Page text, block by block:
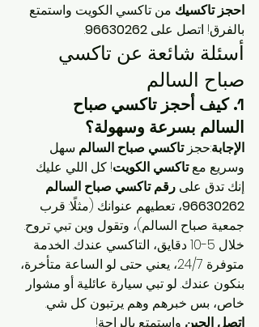
احجز تاكسيك من تاكسي الكويت واستمتع
بالفرق! اتصل على 96630262
.
أسئلة شائعة عن تاكسي
صباح السالم
1. كيف أحجز
تاكسي صباح
السالم بسرعة وسهولة؟
الإجابة:حجز تاكسي صباح السالم سهل
وسريع مع تاكسي الكويت! كل اللي عليك
إنك تدق على رقم تاكسي صباح السالم
96630262، تعطيهم عنوانك (مثلًا: قرب
جمعية صباح السالم)، وتقول وين تبي تروح.
خلال 5-10 دقايق، التاكسي عندك. الخدمة
متوفرة 24/7، يعني حتى لو الساعة متأخرة،
بنكون عندك. لو تبي سيارة عائلية أو مشوار
خاص، بس خبرهم وهم يرتبون كل شي.
اتصل الحين واستمتع بالراحة!